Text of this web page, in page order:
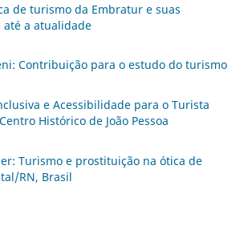
de turismo da Embratur e suas
a atualidade
Contribuição para o estudo do turismo
e Acessibilidade para o Turista
Histórico de João Pessoa
Turismo e prostituição na ótica de
RN, Brasil